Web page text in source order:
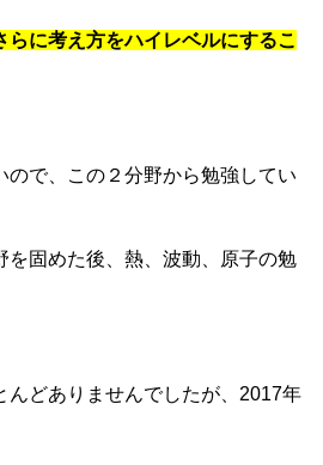
に考え方をハイレベルにするこ
ので、この２分野から勉強してい
を固めた後、熱、波動、原子の勉
んどありませんでしたが、2017年